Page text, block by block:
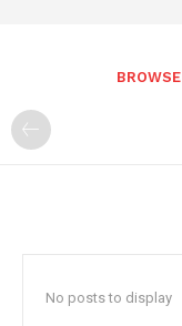
No posts to display